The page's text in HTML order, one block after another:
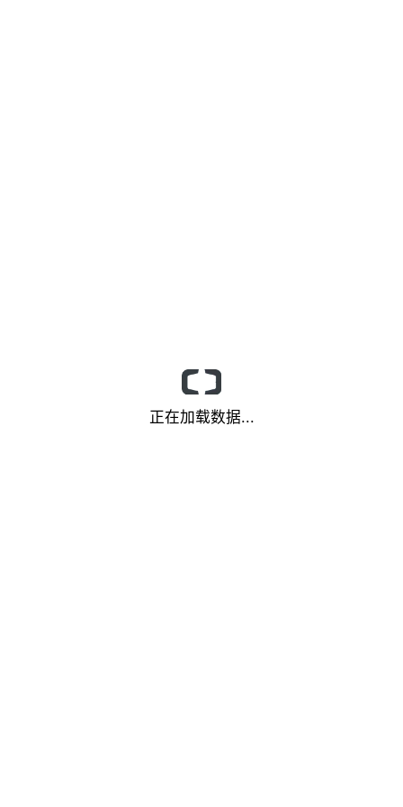
正在加载数据...